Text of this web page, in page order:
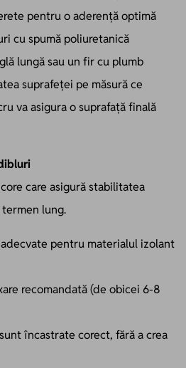
pentru o aderență optimă
cu spumă poliuretanică
lungă sau un fir cu plumb
suprafeței pe măsură ce
va asigura o suprafață finală
care asigură stabilitatea
lung.
pentru materialul izolant
recomandată (de obicei 6-8
încastrate corect, fără a crea